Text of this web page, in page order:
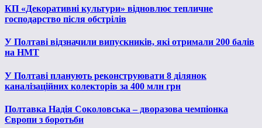
КП «Декоративні культури» відновлює тепличне
господарство після обстрілів
У Полтаві відзначили випускників, які отримали 200 балів
на НМТ
У Полтаві планують реконструювати 8 ділянок
каналізаційних колекторів за 400 млн грн
Полтавка Надія Соколовська – дворазова чемпіонка
Європи з боротьби